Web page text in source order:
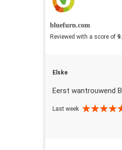
bluefurn.com
Reviewed with a score of
Elske
Eerst wantrouwend
Last week